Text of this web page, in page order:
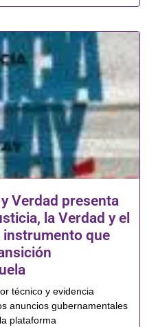
Verdad presenta
la Verdad y el
instrumento que
técnico y evidencia
anuncios gubernamentales
plataforma